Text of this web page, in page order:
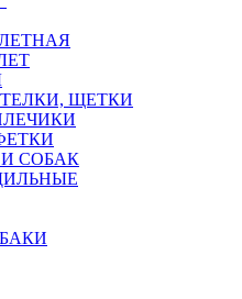
ЩЕТКИ
СОБАК